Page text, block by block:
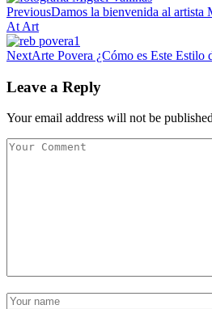
PreviousDamos la bienvenida al
At Art
NextArte Povera ¿Cómo es Este Estilo
Leave a Reply
Your email address will not be